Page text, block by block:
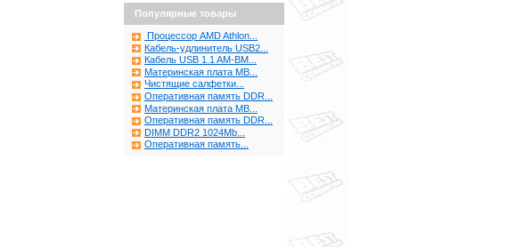
Популярные товары
Процессор AMD Athlon...
Кабель-удлинитель USB2...
Кабель USB 1.1 AM-BM...
Материнская плата MB...
Чистящие салфетки...
Оперативная память DDR...
Материнская плата MB...
Оперативная память DDR...
DIMM DDR2 1024Mb...
Оперативная память...